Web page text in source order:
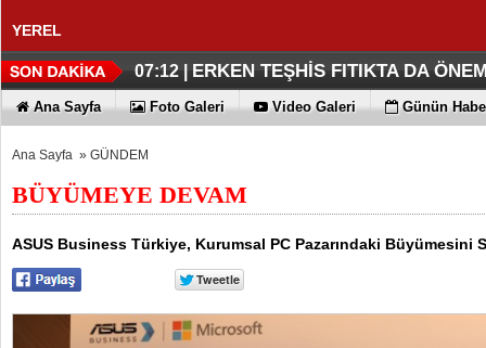
YEREL
07:27 |KLASİK MÜZİK YAYINCILIĞINDA
07:17 |DÜZENLEMEYİ
07:12 | ERKEN TEŞHİS FITIKTA DA
06:33 |KAYIP RAKAMLARI BİLE
06:28 |EN İYİLER DEĞİL EN UYGUNLAR
06:23 |KOÇ GİBİ YATIRIM YAPTILAR
06:17 |DÖRT ŞİRKET DAHA!!!
06:13 |FUJİTSU'DAN YENİ RENK
Ana Sayfa Foto Galeri Video Galeri Günün
Ana Sayfa » GÜNDEM
BÜYÜMEYE DEVAM
ASUS Business Türkiye, Kurumsal PC Pazarındaki Büyümesini